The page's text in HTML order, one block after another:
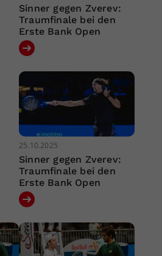
Sinner gegen Zverev:
Traumfinale bei den
Erste Bank Open
25.10.2025
Sinner gegen Zverev:
Traumfinale bei den
Erste Bank Open